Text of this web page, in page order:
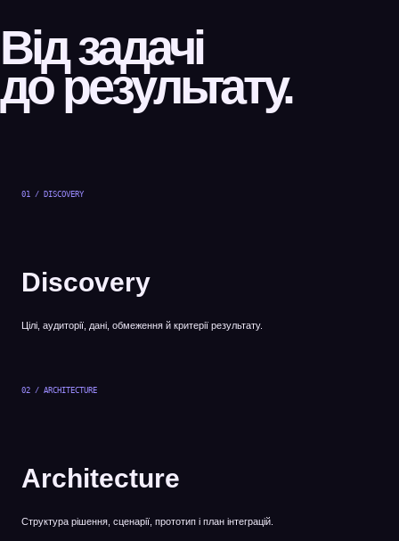
Від задачі
до результату.
01 / DISCOVERY
Discovery
Цілі, аудиторії, дані, обмеження й критерії результату.
02 / ARCHITECTURE
Architecture
Структура рішення, сценарії, прототип і план інтеграцій.